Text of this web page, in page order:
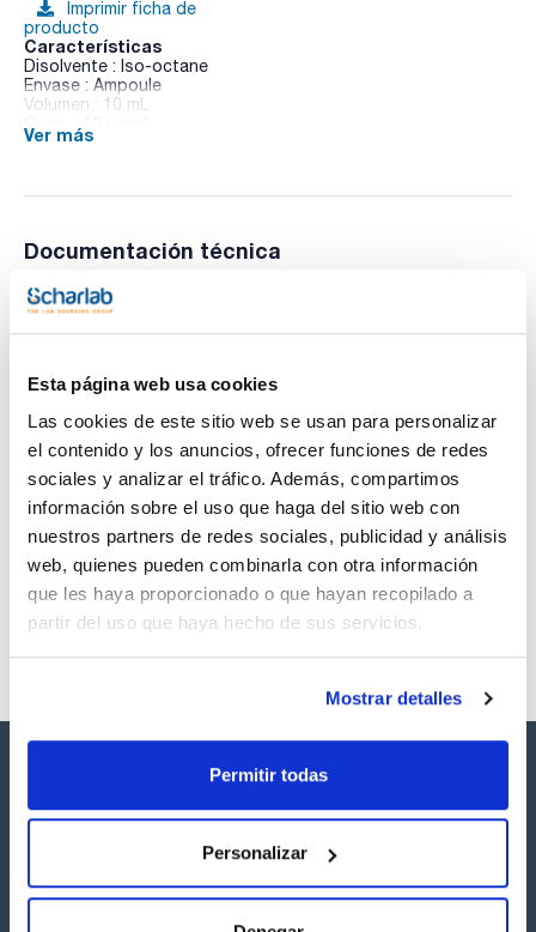
Esta página web usa cookies
Las cookies de este sitio web se usan para personalizar
el contenido y los anuncios, ofrecer funciones de redes
sociales y analizar el tráfico. Además, compartimos
información sobre el uso que haga del sitio web con
nuestros partners de redes sociales, publicidad y análisis
web, quienes pueden combinarla con otra información
que les haya proporcionado o que hayan recopilado a
partir del uso que haya hecho de sus servicios.
Mostrar detalles
Permitir todas
Personalizar
Imprimir ficha de
producto
Características
Disolvente : Iso-octane
Envase : Ampoule
Volumen : 10 mL
CAS : [2050-47-7]
Ver más
Documentación técnica
TDS / Ficha técnica
Regístrate para
Regístrate para
SDS/ Hoja de seguridad
Regístrate para
descargas
Los productos marcados con esta imagen son
listos para una entrega inmediata.